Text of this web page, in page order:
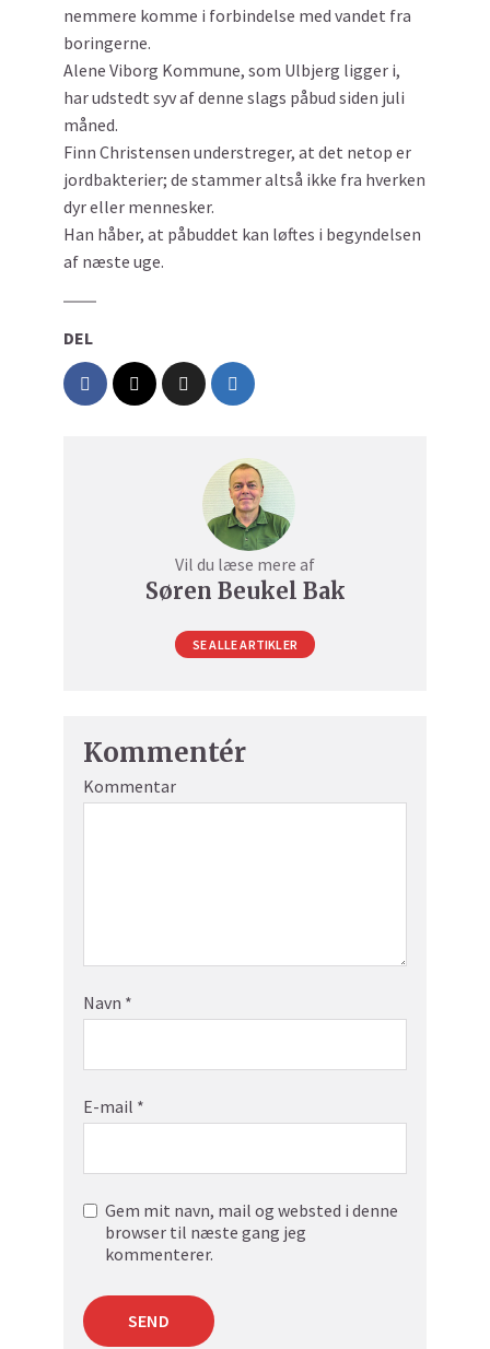
nemmere komme i forbindelse med vandet fra
boringerne.
Alene Viborg Kommune, som Ulbjerg ligger i,
har udstedt syv af denne slags påbud siden juli
måned.
Finn Christensen understreger, at det netop er
jordbakterier; de stammer altså ikke fra hverken
dyr eller mennesker.
Han håber, at påbuddet kan løftes i begyndelsen
af næste uge.
DEL
Vil du læse mere af
Søren Beukel Bak
SE ALLE ARTIKLER
Kommentér
Kommentar
Navn *
E-mail *
Gem mit navn, mail og websted i denne
browser til næste gang jeg
kommenterer.